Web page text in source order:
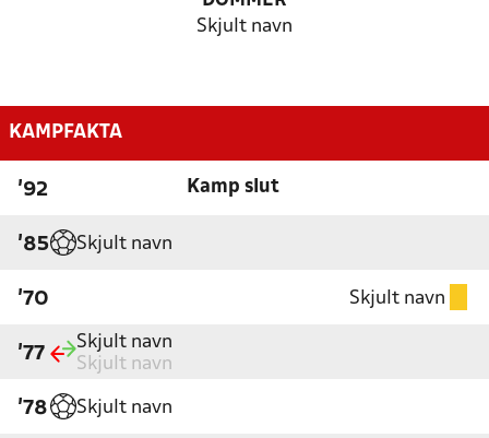
Skjult navn
KAMPFAKTA
'92 Kamp slut
'85 Skjult navn
'70 Skjult navn
'77
Skjult navn
Skjult navn
'78 Skjult navn